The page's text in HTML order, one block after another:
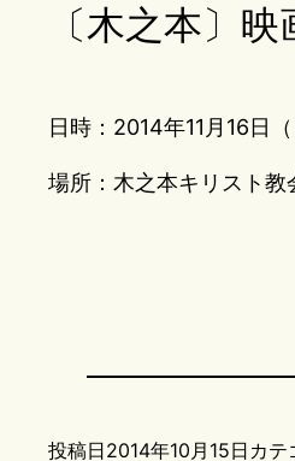
〔木之本〕
日時：2014年11月16日（
場所：木之本キリスト教
投稿日2014年10月15日 カテ